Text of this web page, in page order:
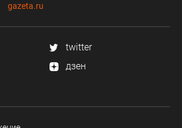
gazeta.ru
twitter
дзен